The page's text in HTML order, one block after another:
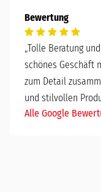
Bewertung
„Tolle Beratung
schönes Geschäft
zum Detail
und stilvollen
Alle Google